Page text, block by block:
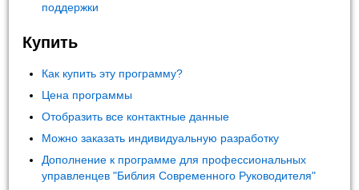
поддержки
Купить
Как купить эту программу?
Цена программы
Отобразить все контактные данные
Можно заказать индивидуальную разработку
Дополнение к программе для профессиональных
управленцев "Библия Современного Руководителя"